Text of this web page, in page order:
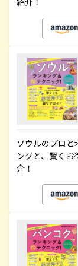
ソウルのプロ
ングと、賢く
介！